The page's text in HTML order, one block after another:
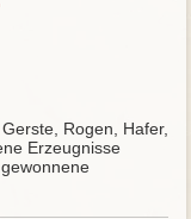
Rogen, Hafer,
Erzeugnisse